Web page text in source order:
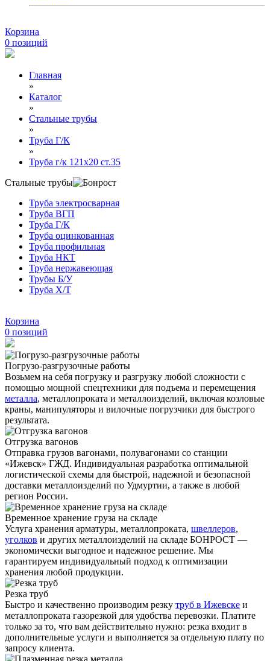
Корзина
0 позиций
Главная
»
Каталог
»
Стальные трубы
»
Труба Г/К
»
Труба г/к 121х20 ст.35
Стальные трубы
Труба электросварная
Труба ВГП
Труба Г/К
Труба оцинкованная
Труба профильная
Труба НКТ
Труба нержавеющая
Трубы Б/У
Труба Х/Т
Корзина
0 позиций
Погрузо-разгрузочные работы
Возьмем на себя погрузку и разгрузку любой сложности с
помощью мощной спецтехники для подъема и перемещения
металла, металлопроката и металлоизделий, включая козловые
краны, манипуляторы и вилочные погрузчики для быстрого
результата.
Отгрузка вагонов
Отправка грузов вагонами, полувагонами со станции
«Ижевск» ГЖД. Индивидуальная разработка оптимальной
логистической схемы для быстрой, надежной и безопасной
доставки металлоизделий по Удмуртии, а также в любой
регион России.
Временное хранение груза на складе
Услуга хранения арматуры, металлопроката, швеллеров,
уголков и других металлоизделий на складе БОНРОСТ —
экономически выгодное и надежное решение. Мы
гарантируем индивидуальный подход к оптимизации
хранения любой продукции.
Резка труб
Быстро и качественно производим резку труб в Ижевске и
металлопроката газорезкой для удобства перевозки. Платите
только за то, что вам действительно нужно: резка входит в
дополнительные услуги и выполняется за отдельную плату по
запросу клиента.